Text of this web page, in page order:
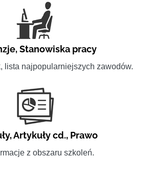
,Stanowiska pracy
lista najpopularniejszych zawodów.
,Artykuły cd., Prawo
z obszaru szkoleń.